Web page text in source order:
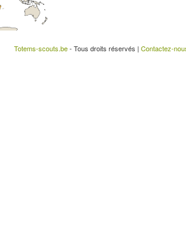
Totems-scouts.be- Tous droits réservés | Contactez-